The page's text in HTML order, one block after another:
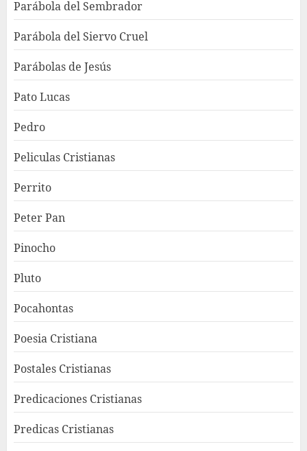
Parábola del Sembrador
Parábola del Siervo Cruel
Parábolas de Jesús
Pato Lucas
Pedro
Peliculas Cristianas
Perrito
Peter Pan
Pinocho
Pluto
Pocahontas
Poesia Cristiana
Postales Cristianas
Predicaciones Cristianas
Predicas Cristianas